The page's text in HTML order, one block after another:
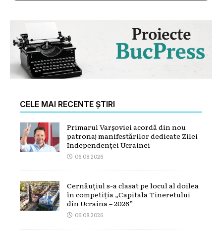
CELE MAI RECENTE ȘTIRI
Primarul Varșoviei acordă din nou
patronaj manifestărilor dedicate Zilei
Independenței Ucrainei
06.08.2026
Cernăuțiul s-a clasat pe locul al doilea
în competiția „Capitala Tineretului
din Ucraina – 2026”
06.08.2026